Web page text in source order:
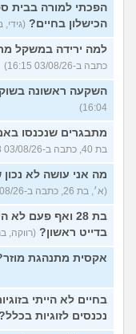
הפכתי למורה בבית
הכישלון בחיים? (גידי, בן 40, כתב ב-03/08/26
למה ירידה במשקל
כתבה ב-03/08/26 16:15)
השקעה ראשונה בשוק
16:04)
מתבגרים שנכנסו
בת 40, כתבה ב-03/08/26 15:53)
מה אני עושה לא
(א׳, בת 26, כתבה ב-03/08/26 15:44)
בת 28 ואף פעם
בדייט ראשון? (רווקה, בת 28, כתבה ב-03/08/26
אקסית מתנהגת
בחיים לא הייתי
נכנסים לזוגיות